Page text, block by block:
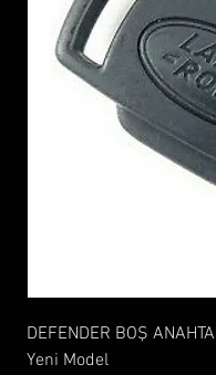
DEFENDER BOŞ
Yeni Model